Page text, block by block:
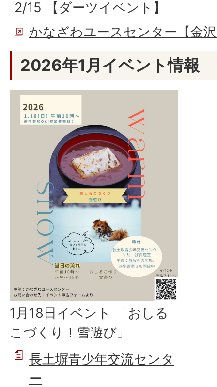
2/15 【ダーツイベント】
かなざわユースセンター【金
2026年1月イベント情報
1月18日イベント 「おしる
こづくり！雪遊び」
長土塀青少年交流センタ
ー